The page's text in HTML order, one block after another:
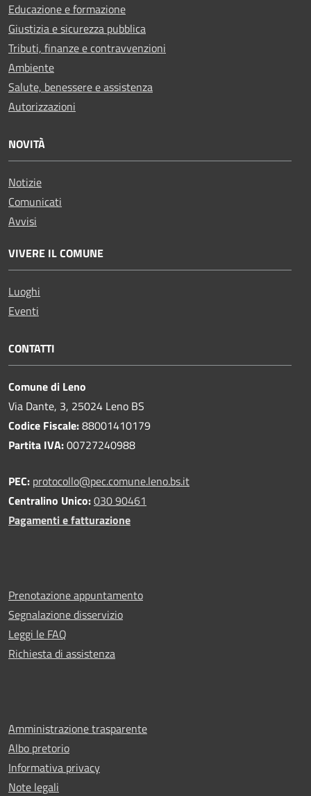
Educazione e formazione
Giustizia e sicurezza pubblica
Tributi, finanze e contravvenzioni
Ambiente
Salute, benessere e assistenza
Autorizzazioni
NOVITÀ
Notizie
Comunicati
Avvisi
VIVERE IL COMUNE
Luoghi
Eventi
CONTATTI
Comune di Leno
Via Dante, 3, 25024 Leno BS
Codice Fiscale:88001410179
Partita IVA:00727240988
PEC: protocollo@pec.comune.leno.bs.it
Centralino Unico:030 90461
Pagamenti e fatturazione
Prenotazione appuntamento
Segnalazione disservizio
Leggi le FAQ
Richiesta di assistenza
Amministrazione trasparente
Albo pretorio
Informativa privacy
Note legali